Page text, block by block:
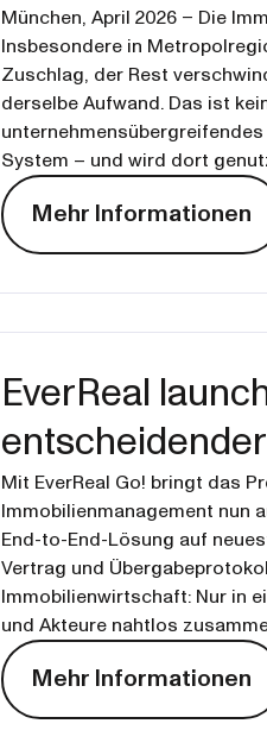
München, April 2026 – Die
Insbesondere in
Zuschlag, der Rest
derselbe Aufwand. Das ist
System – und wird dort
Mehr Informationen
EverReal
Mit EverReal Go! bringt das
Immobilienmanagement nun
End-to-End-Lösung auf
Vertrag und
Immobilienwirtschaft: Nur in
und Akteure nahtlos
Mehr Informationen